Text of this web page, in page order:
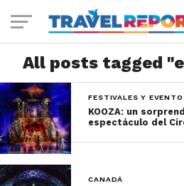
All posts tagged
FESTIVALES Y
KOOZA: un
espectáculo del
CANADÁ